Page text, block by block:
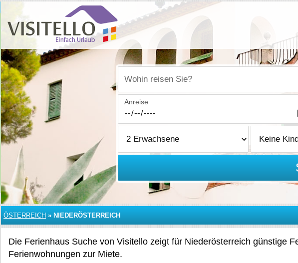
Wohin reisen Sie?
Anreise
ÖSTERREICH » NIEDERÖSTERREICH
Die Ferienhaus Suche von Visitello zeigt für Niederösterreich günstige
Ferienwohnungen zur Miete.